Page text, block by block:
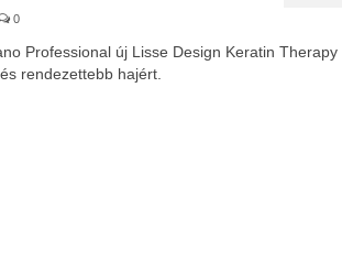
0
Professional új Lisse Design Keratin Therapy
rendezettebb hajért.